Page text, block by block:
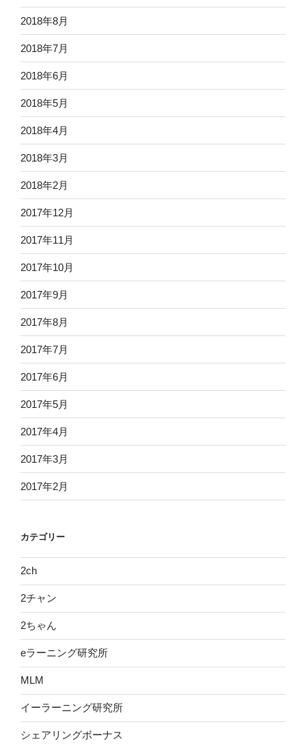
2018年8月
2018年7月
2018年6月
2018年5月
2018年4月
2018年3月
2018年2月
2017年12月
2017年11月
2017年10月
2017年9月
2017年8月
2017年7月
2017年6月
2017年5月
2017年4月
2017年3月
2017年2月
カテゴリー
2ch
2チャン
2ちゃん
eラーニング研究所
MLM
イーラーニング研究所
シェアリングボーナス